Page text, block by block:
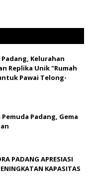
Kelurahan
Replika Unik "Rumah
Pawai Telong-
Padang, Gema
PADANG APRESIASI
KAPASITAS